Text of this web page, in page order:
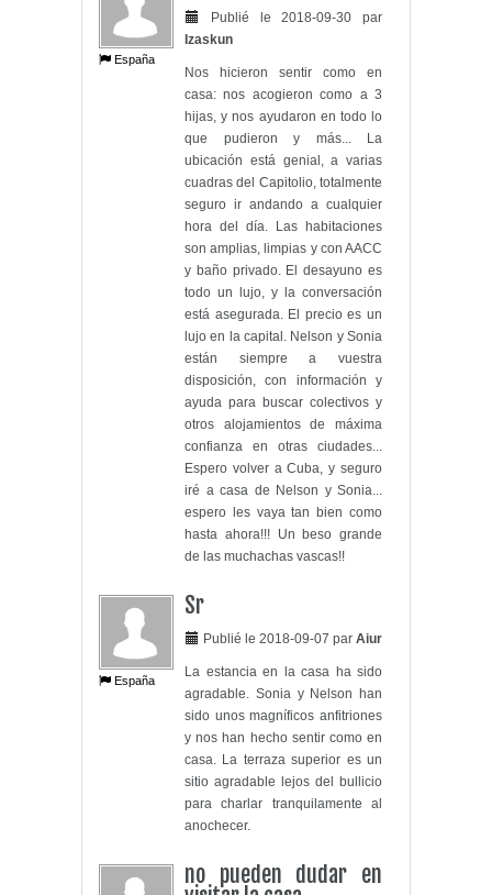
España
Publié le 2018-09-30 par
Izaskun
Nos hicieron sentir como en
casa: nos acogieron como a 3
hijas, y nos ayudaron en todo lo
que pudieron y más... La
ubicación está genial, a varias
cuadras del Capitolio, totalmente
seguro ir andando a cualquier
hora del día. Las habitaciones
son amplias, limpias y con AACC
y baño privado. El desayuno es
todo un lujo, y la conversación
está asegurada. El precio es un
lujo en la capital. Nelson y Sonia
están siempre a vuestra
disposición, con información y
ayuda para buscar colectivos y
otros alojamientos de máxima
confianza en otras ciudades...
Espero volver a Cuba, y seguro
iré a casa de Nelson y Sonia...
espero les vaya tan bien como
hasta ahora!!! Un beso grande
de las muchachas vascas!!
España
Sr
Publié le 2018-09-07 par Aiur
La estancia en la casa ha sido
agradable. Sonia y Nelson han
sido unos magníficos anfitriones
y nos han hecho sentir como en
casa. La terraza superior es un
sitio agradable lejos del bullicio
para charlar tranquilamente al
anochecer.
no pueden dudar en